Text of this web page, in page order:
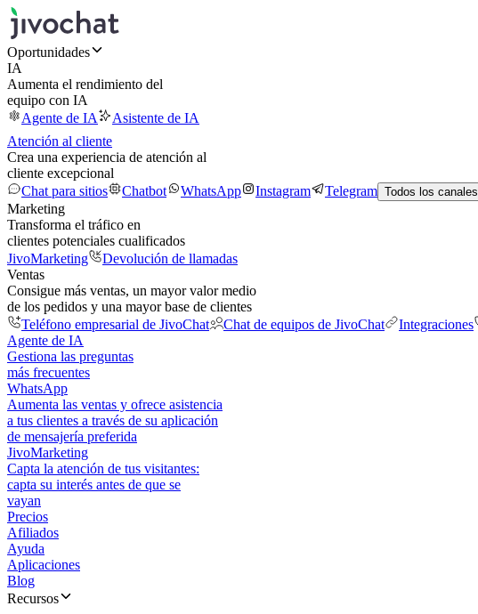
Oportunidades
IA
Aumenta el rendimiento del
equipo con IA
Agente de IA
Asistente de IA
Atención al cliente
Crea una experiencia de atención al
cliente excepcional
Chat para sitios
Chatbot WhatsApp Instagram Telegram Todos los canales
Marketing
Transforma el tráfico en
clientes potenciales cualificados
JivoMarketing
Devolución de llamadas
Ventas
Consigue más ventas, un mayor valor medio
de los pedidos y una mayor base de clientes
Teléfono empresarial de JivoChat
Chat de equipos de JivoChat Integraciones
Agente de IA
Gestiona las preguntas
más frecuentes
WhatsApp
Aumenta las ventas y ofrece asistencia
a tus clientes a través de su aplicación
de mensajería preferida
JivoMarketing
Capta la atención de tus visitantes:
capta su interés antes de que se
vayan
Precios
Afiliados
Ayuda
Aplicaciones
Blog
Recursos